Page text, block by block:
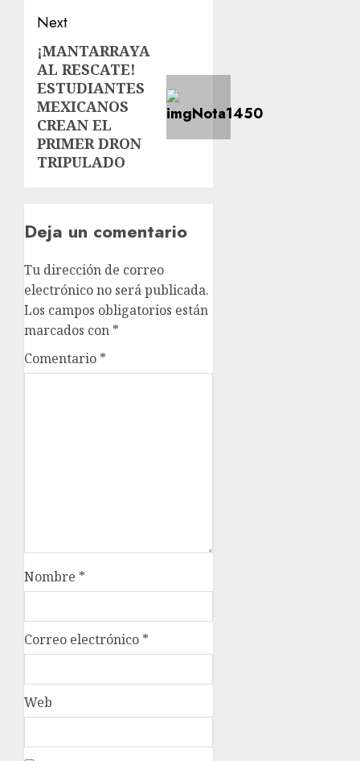
Next
¡MANTARRAYA
AL RESCATE!
ESTUDIANTES
MEXICANOS
CREAN EL
PRIMER DRON
TRIPULADO
Deja un comentario
Tu dirección de correo
electrónico no será publicada.
Los campos obligatorios están
marcados con *
Comentario *
Nombre *
Correo electrónico *
Web